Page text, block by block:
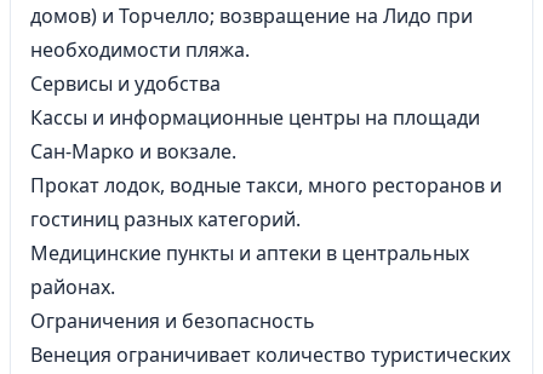
домов) и Торчелло; возвращение на Лидо при
необходимости пляжа.
Сервисы и удобства
Кассы и информационные центры на площади
Сан-Марко и вокзале.
Прокат лодок, водные такси, много ресторанов и
гостиниц разных категорий.
Медицинские пункты и аптеки в центральных
районах.
Ограничения и безопасность
Венеция ограничивает количество туристических